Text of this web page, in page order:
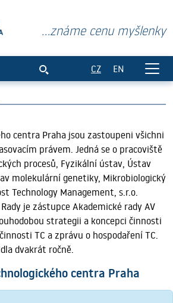
...známe cenu myšlenky
CZ EN
centra Praha jsou zastoupeni všichni
právem. Jedná se o pracoviště
procesů, Fyzikální ústav, Ústav
molekulární genetiky, Mikrobiologický
Technology Management, s.r.o.
je zástupce Akademické rady AV
strategii a koncepci činnosti
TC a zprávu o hospodaření TC.
dvakrát ročně.
centra Praha